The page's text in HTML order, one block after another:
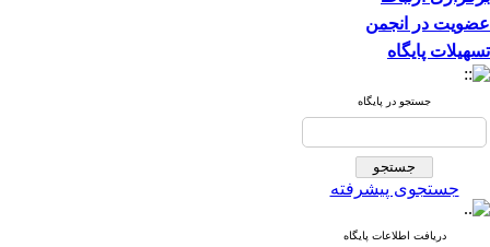
عضویت در انجمن
تسهیلات پایگاه
جستجو در پایگاه
جستجوی پیشرفته
دریافت اطلاعات پایگاه